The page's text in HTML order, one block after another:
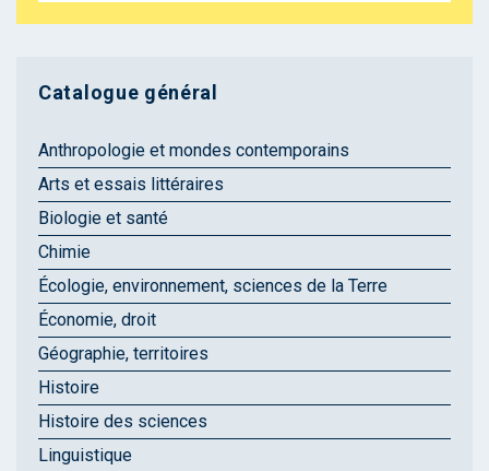
Catalogue général
Anthropologie et mondes contemporains
Arts et essais littéraires
Biologie et santé
Chimie
Écologie, environnement, sciences de la Terre
Économie, droit
Géographie, territoires
Histoire
Histoire des sciences
Linguistique